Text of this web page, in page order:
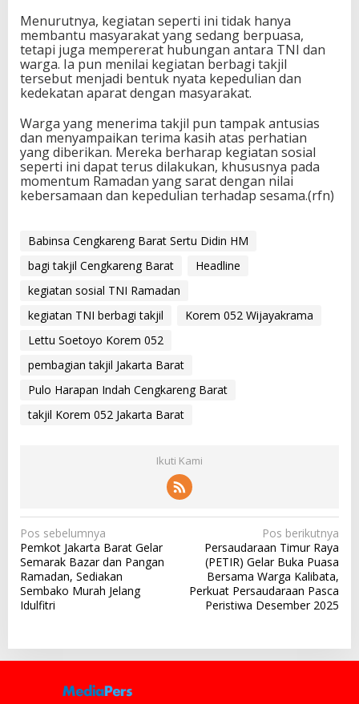
Menurutnya, kegiatan seperti ini tidak hanya
membantu masyarakat yang sedang berpuasa,
tetapi juga mempererat hubungan antara TNI dan
warga. Ia pun menilai kegiatan berbagi takjil
tersebut menjadi bentuk nyata kepedulian dan
kedekatan aparat dengan masyarakat.
Warga yang menerima takjil pun tampak antusias
dan menyampaikan terima kasih atas perhatian
yang diberikan. Mereka berharap kegiatan sosial
seperti ini dapat terus dilakukan, khususnya pada
momentum Ramadan yang sarat dengan nilai
kebersamaan dan kepedulian terhadap sesama.(rfn)
Babinsa Cengkareng Barat Sertu Didin HM
bagi takjil Cengkareng Barat
Headline
kegiatan sosial TNI Ramadan
kegiatan TNI berbagi takjil
Korem 052 Wijayakrama
Lettu Soetoyo Korem 052
pembagian takjil Jakarta Barat
Pulo Harapan Indah Cengkareng Barat
takjil Korem 052 Jakarta Barat
Ikuti Kami
N
a
v
i
a
s
Pos sebelumnya
Pemkot Jakarta Barat Gelar
Semarak Bazar dan Pangan
Ramadan, Sediakan
Sembako Murah Jelang
Idulfitri
Pos berikutnya
Persaudaraan Timur Raya
(PETIR) Gelar Buka Puasa
Bersama Warga Kalibata,
Perkuat Persaudaraan Pasca
Peristiwa Desember 2025